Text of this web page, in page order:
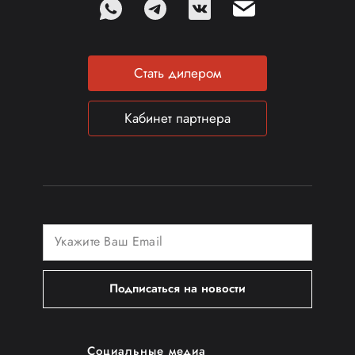
Стать дилером
Кабинет партнера
Подписаться на новости
Социальные медиа